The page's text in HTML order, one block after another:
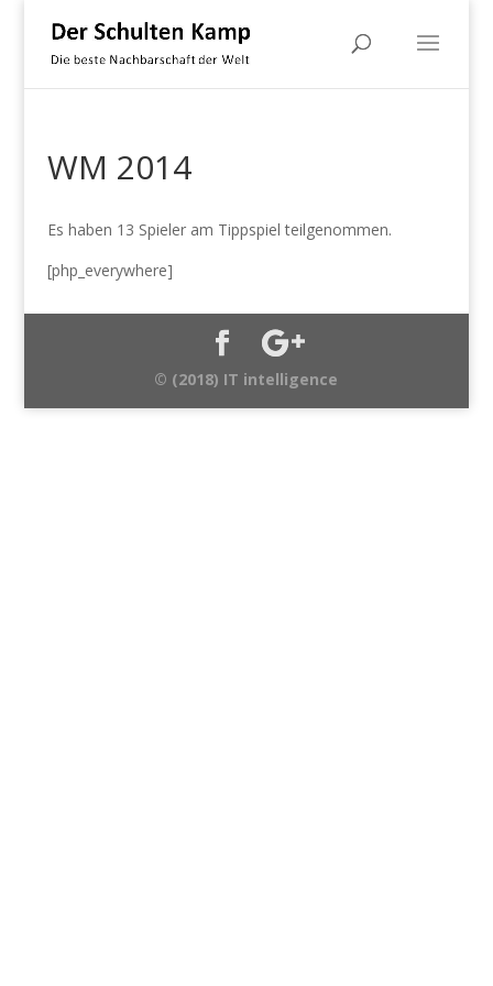
WM 2014
Es haben 13 Spieler am Tippspiel teilgenommen.
[php_everywhere]
© (2018) IT intelligence